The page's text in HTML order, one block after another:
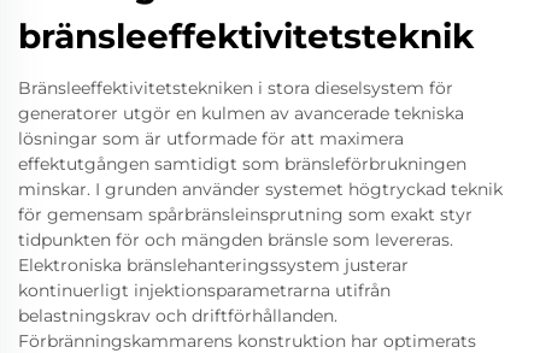
bränsleeffektivitetsteknik
Bränsleeffektivitetstekniken i stora dieselsystem för
generatorer utgör en kulmen av avancerade tekniska
lösningar som är utformade för att maximera
effektutgången samtidigt som bränsleförbrukningen
minskar. I grunden använder systemet högtryckad teknik
för gemensam spårbränsleinsprutning som exakt styr
tidpunkten för och mängden bränsle som levereras.
Elektroniska bränslehanteringssystem justerar
kontinuerligt injektionsparametrarna utifrån
belastningskrav och driftförhållanden.
Förbränningskammarens konstruktion har optimerats